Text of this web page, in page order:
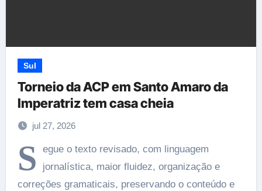
Sul
Torneio da ACP em Santo Amaro da
Imperatriz tem casa cheia
jul 27, 2026
S
egue o texto revisado, com linguagem
jornalística, maior fluidez, organização e
correções gramaticais, preservando o conteúdo e